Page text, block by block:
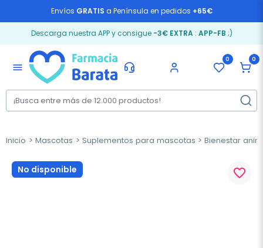
Envíos GRATIS a Península en pedidos +65€
Descarga nuestra APP y consigue -3€ EXTRA: APP-FB ;)
menu
0 0
Inicio Mascotas Suplementos para mascotas Bienestar
No disponible favorite_border